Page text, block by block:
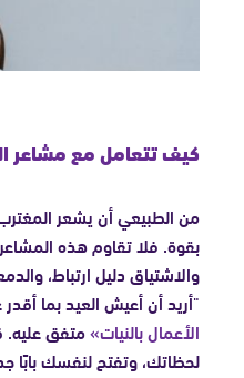
كيف تتعامل مع مشاعر
من الطبيعي أن يشعر المغترب
بقوة. فلا تقاوم هذه
والاشتياق دليل ارتباط،
"أريد أن أعيش العيد بما
الأعمال بالنيات»متفق عليه.
لحظاتك، وتفتح لنفسك بابًا